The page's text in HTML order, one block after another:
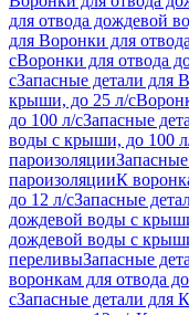
для отвода дождевой
для Воронки для
сВоронки для отвода
сЗапасные детали для
крыши, до 25 л/с
до 100 л/сЗапасные
воды с крыши, до 100
пароизоляции
пароизоляцииК
до 12 л/сЗапасные
дождевой воды с
дождевой воды с
переливыЗапасные
воронкам для отвода
сЗапасные детали для